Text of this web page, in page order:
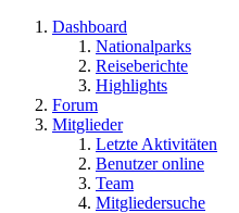
Dashboard
Nationalparks
Reiseberichte
Highlights
Forum
Mitglieder
Letzte Aktivitäten
Benutzer online
Team
Mitgliedersuche